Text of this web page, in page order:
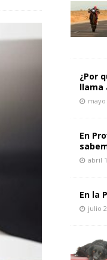
¿Por
llama
mayo
En
abril
En la
julio